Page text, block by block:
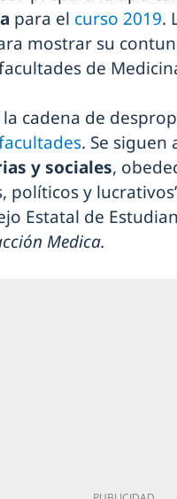
para el curso 2019.
mostrar su
de
cadena de
. Se
y sociales,
políticos y
Estatal de
Medica.